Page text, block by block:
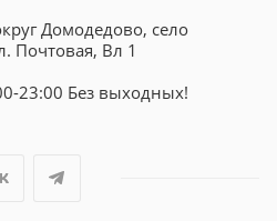
Домодедово, село
Почтовая, Вл 1
23:00 Без выходных!